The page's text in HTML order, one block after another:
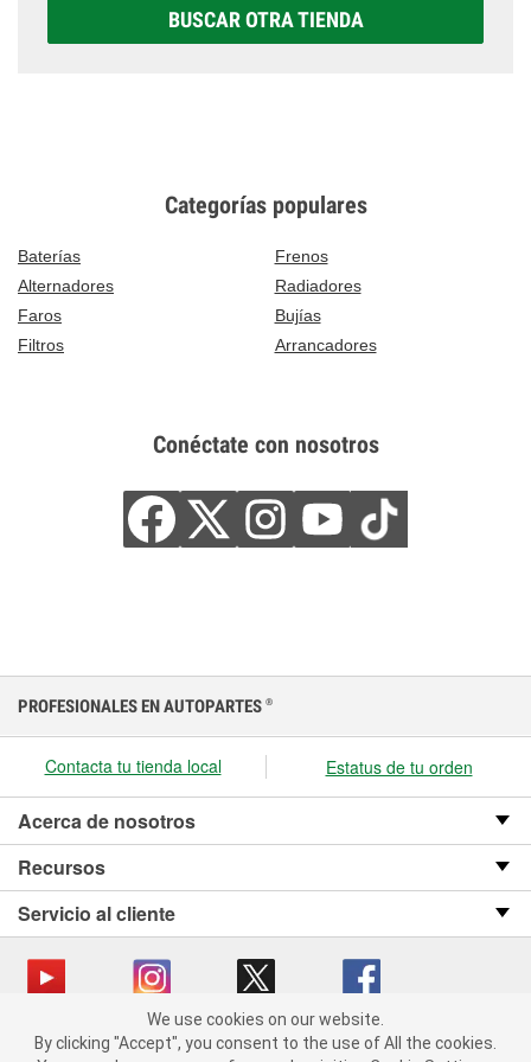
BUSCAR OTRA TIENDA
Categorías populares
Baterías
Frenos
Alternadores
Radiadores
Faros
Bujías
Filtros
Arrancadores
Conéctate con nosotros
We use cookies on our website. By clicking "Accept", you consent
to the use of All the cookies.
PROFESIONALES EN AUTOPARTES ®
Contacta tu tienda local Estatus de tu orden
Acerca de nosotros
Recursos
Servicio al cliente
Copyright © 2008-2026 O’Reilly Auto Parts v OST_3.2.0.0.729 (3) cv1361
We use cookies on our website.
By clicking "Accept", you consent to the use of All the cookies.